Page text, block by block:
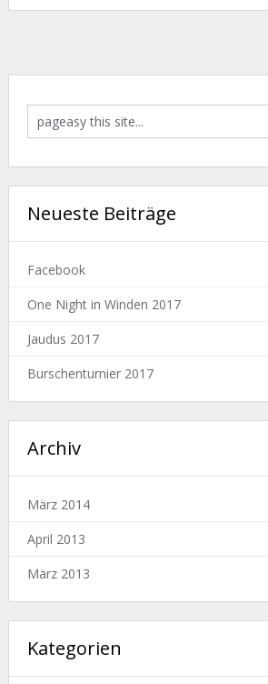
Neueste Beiträge
Facebook
One Night in Winden 2017
Jaudus 2017
Burschenturnier 2017
Archiv
März 2014
April 2013
März 2013
Kategorien